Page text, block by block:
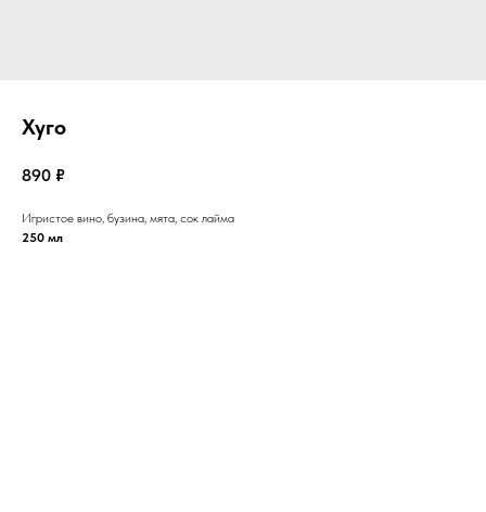
Хуго
890 ₽
Игристое вино, бузина, мята, сок лайма
250 мл